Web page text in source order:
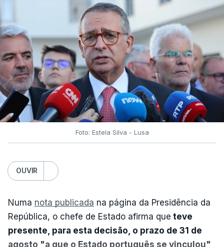
Foto: Estela Silva - Lusa
OUVIR
Numa nota publicada na página da Presidência da
República, o chefe de Estado afirma que teve
presente, para esta decisão, o prazo de 31 de
agosto "a que o Estado português se vinculou"